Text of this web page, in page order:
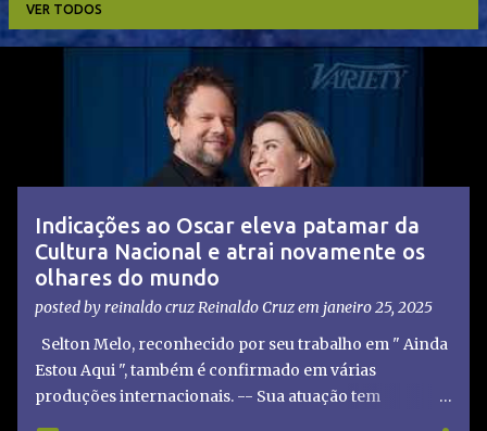
VER TODOS
Indicações ao Oscar eleva patamar da
Cultura Nacional e atrai novamente os
olhares do mundo
posted by reinaldo cruz Reinaldo Cruzem janeiro 25, 2025
Selton Melo, reconhecido por seu trabalho em " Ainda
Estou Aqui ", também é confirmado em várias
produções internacionais. -- Sua atuação tem